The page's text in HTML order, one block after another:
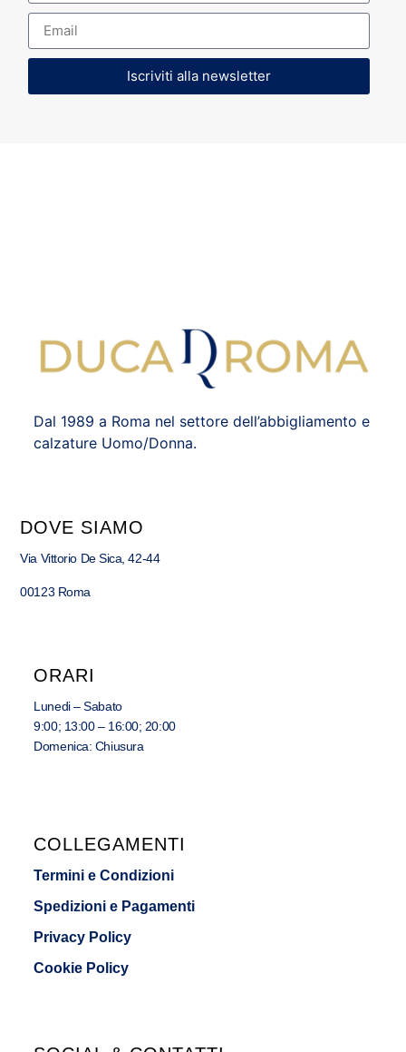
Iscriviti alla newsletter
Dal 1989 a Roma nel settore dell’abbigliamento e
calzature Uomo/Donna.
DOVE SIAMO
Via Vittorio De Sica, 42-44
00123 Roma
ORARI
Lunedi – Sabato
9:00; 13:00 – 16:00; 20:00
Domenica: Chiusura
COLLEGAMENTI
Termini e Condizioni
Spedizioni e Pagamenti
Privacy Policy
Cookie Policy